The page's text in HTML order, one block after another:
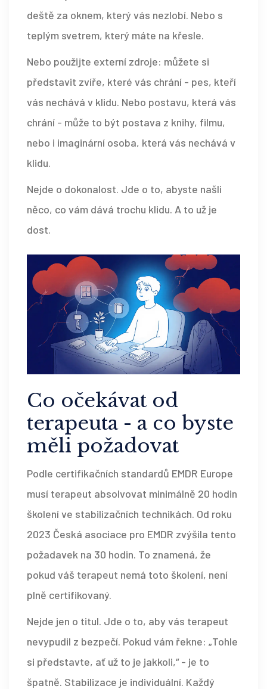
deště za oknem, který vás nezlobí. Nebo s
teplým svetrem, který máte na křesle.
Nebo použijte externí zdroje: můžete si
představit zvíře, které vás chrání - pes, kteří
vás nechává v klidu. Nebo postavu, která vás
chrání - může to být postava z knihy, filmu,
nebo i imaginární osoba, která vás nechává v
klidu.
Nejde o dokonalost. Jde o to, abyste našli
něco, co vám dává trochu klidu. A to už je
dost.
Co očekávat od
terapeuta - a co byste
měli požadovat
Podle certifikačních standardů EMDR Europe
musí terapeut absolvovat minimálně 20 hodin
školení ve stabilizačních technikách. Od roku
2023 Česká asociace pro EMDR zvýšila tento
požadavek na 30 hodin. To znamená, že
pokud váš terapeut nemá toto školení, není
plně certifikovaný.
Nejde jen o titul. Jde o to, aby vás terapeut
nevypudil z bezpečí. Pokud vám řekne: „Tohle
si představte, ať už to je jakkoli,“ - je to
špatně. Stabilizace je individuální. Každý